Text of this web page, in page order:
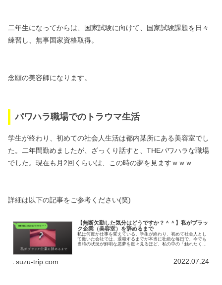
二年生になってからは、国家試験に向けて、
国家試験課題を日々
練習し、無事国家資格取得。
念願の美容師になります。
パワハラ職場でのトラウマ生活
学生が終わり、初めての社会人生活は都内某所にある美容室でし
た。 二年間勤めましたが、ざっくり話すと、THEパワハラな職場
でした。 現在も月2回くらいは、この時の夢を見ますｗｗｗ
詳細は以下の記事をご参考ください(笑)
【無断欠勤した気分はどうですか？＾＾】私がブラッ
ク企業（美容室）を辞めるまで
私は何度か仕事を変えている。学生が終わり、初めて社会人とし
て働いた会社では、退職するまでが本当に壮絶な毎日で、今でも
当時の状況が鮮明な悪夢を度々見るほど、私の中の「触れたくな
suzu-trip.com 2022.07.24